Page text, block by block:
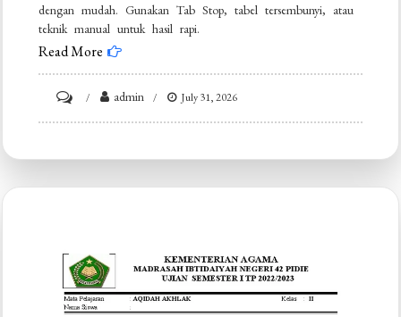
dengan mudah. Gunakan Tab Stop, tabel tersembunyi, atau
teknik manual untuk hasil rapi.
Read More
7
Ms
Word
admin July 31, 2026